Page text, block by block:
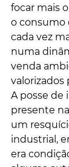
focar mais
o consumo
cada vez
numa
venda
A posse de
presente
um
industrial,
era